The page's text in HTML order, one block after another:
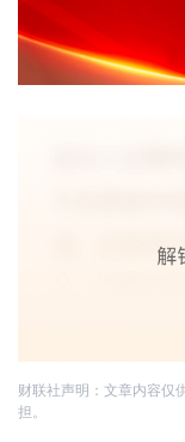
财联社声明：文章内容仅
担。